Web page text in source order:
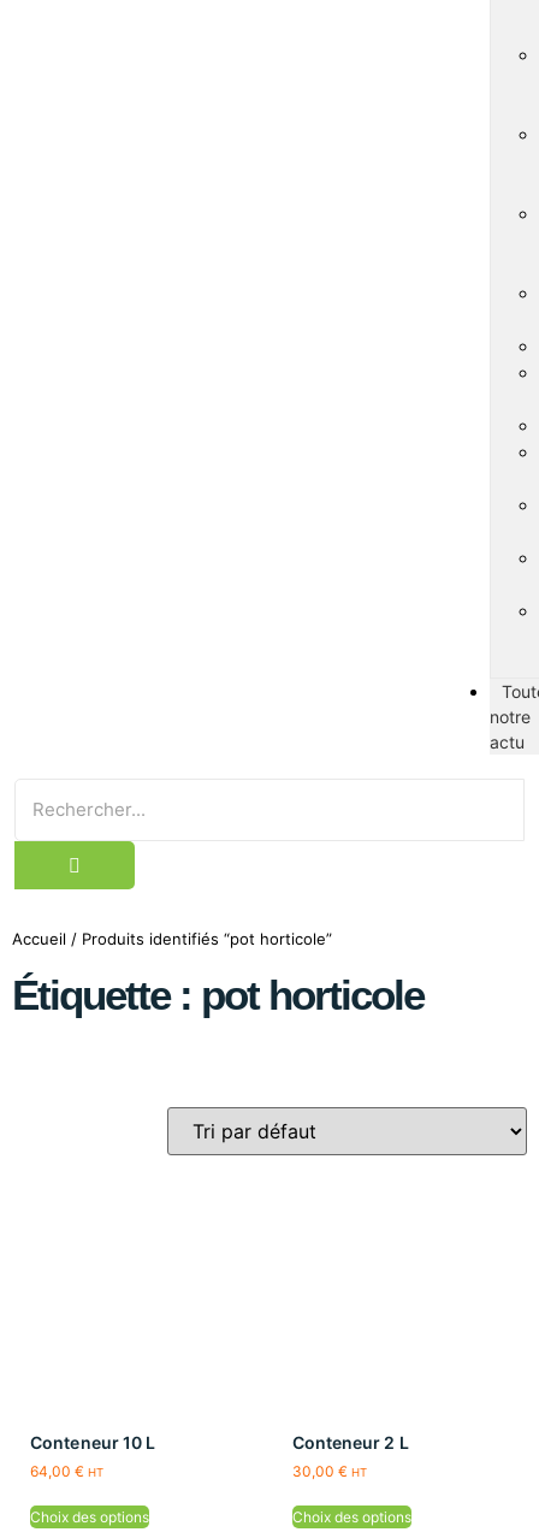
notre
actu
Accueil / Produits identifiés “pot horticole”
Étiquette : pot horticole
Conteneur 10 L
64,00 € HT
Choix des options
Conteneur 2 L
30,00 € HT
Choix des options